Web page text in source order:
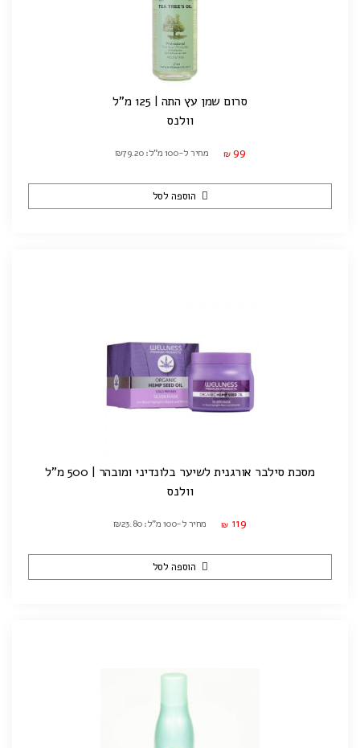
סרום שמן עץ התה | 125 מ"ל
וולנס
₪ 99 מחיר ל-100 מ"ל: ₪79.20
הוספה לסל
מסכת סילבר אורגנית לשיער בלונדיני ומובהר | 500 מ"ל
וולנס
₪ 119 מחיר ל-100 מ"ל: ₪23.80
הוספה לסל